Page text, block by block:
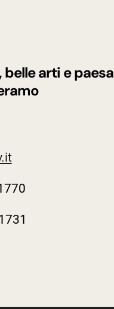
arti e